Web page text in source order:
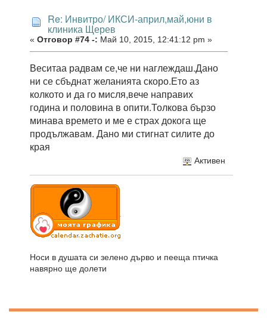
Re: Инвитро/ ИКСИ-април,май,юни в
клиника Щерев
« Отговор #74 -: Май 10, 2015, 12:41:12 pm »
Веситаа радвам се,че ни наглеждаш.Дано
ни се сбъднат желанията скоро.Ето аз
колкото и да го мисля,вече направих
година и половина в опити.Толкова бързо
минава времето и ме е страх докога ще
продължавам. Дано ми стигнат силите до
края
Активен
Носи в душата си зелено дърво и пееща птичка
навярно ще долети